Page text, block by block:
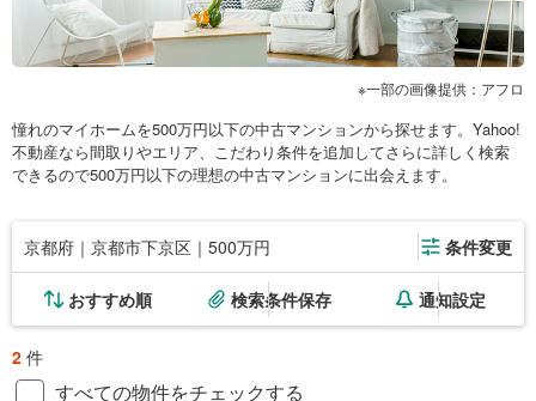
一部の画像提供：アフロ
憧れのマイホームを500万円以下の中古マンションから探せます。Yahoo!
不動産なら間取りやエリア、こだわり条件を追加してさらに詳しく検索
できるので500万円以下の理想の中古マンションに出会えます。
京都府｜京都市下京区｜500万円 条件変更
おすすめ順 検索条件保存 通知設定
2 件
すべての物件をチェックする